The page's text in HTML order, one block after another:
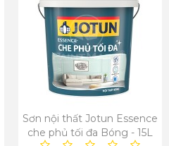
Sơn nội thất Jotun Essence
che phủ tối đa Bóng - 15L